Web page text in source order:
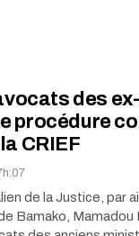
des
procédure
CRIEF
de la Justice, par
Bamako,